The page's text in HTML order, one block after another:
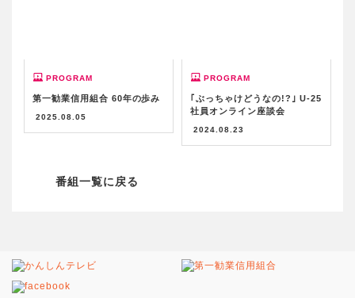
2025.08.05
第一勧業信用組合 60年の歩み
2024.08.23
｢ぶっちゃけどうなの!?｣ U-25
社員オンライン座談会
番組一覧に戻る